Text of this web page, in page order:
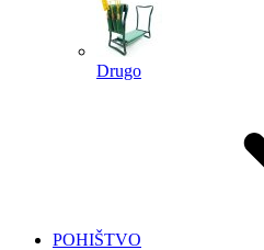
Drugo
POHIŠTVO